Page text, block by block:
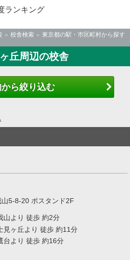
ランキング
校舎検索
東京都の駅・市区町村から探す
丘周辺の校舎
から絞り込む
5-8-20 ポスタンド2F
山より 徒歩 約2分
見ヶ丘より 徒歩 約11分
台より 徒歩 約16分